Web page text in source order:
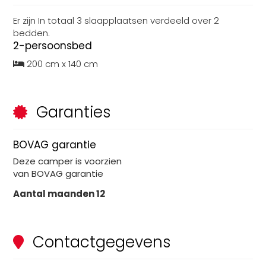
Er zijn In totaal 3 slaapplaatsen verdeeld over 2
bedden.
2-persoonsbed
200 cm x 140 cm
Garanties
BOVAG garantie
Deze camperis voorzien
van BOVAG garantie
Aantal maanden12
Contactgegevens